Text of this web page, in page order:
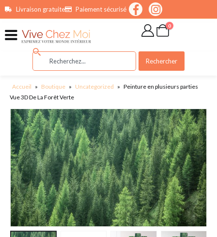
principalLivraison gratuite Paiement sécurisé
0
Rechercher
Accueil » Boutique » Uncategorized » Peinture en plusieurs parties
Vue 3D De La Forêt Verte